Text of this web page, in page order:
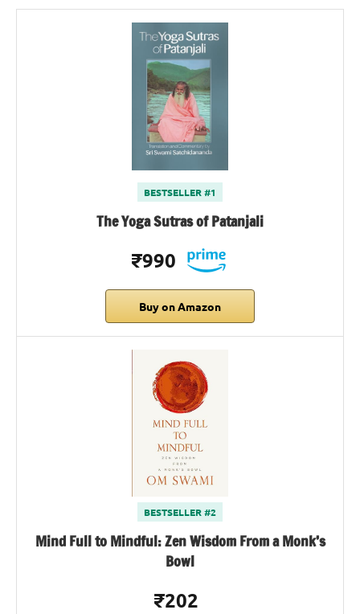
BESTSELLER #1
The Yoga Sutras of Patanjali
₹990
Buy on Amazon
BESTSELLER #2
Mind Full to Mindful: Zen Wisdom From a Monk’s
Bowl
₹202